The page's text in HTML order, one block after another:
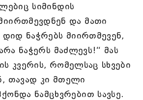
სიმინდის
და მათი
დიდ ნაჭრებს მიირთმევენ,
ნაჭერს მაძლევს!“ მას
კვერის, რომელსაც სხვები
თავად კი მთელი
ნამცხვრებით სავსე.